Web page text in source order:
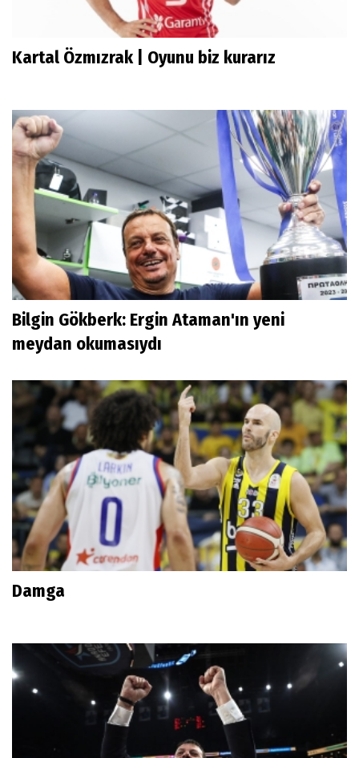
Kartal Özmızrak | Oyunu biz kurarız
Bilgin Gökberk: Ergin Ataman'ın yeni
meydan okumasıydı
Damga